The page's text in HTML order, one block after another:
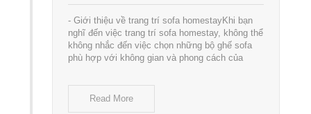
- Giới thiệu về trang trí sofa homestayKhi bạn
nghĩ đến việc trang trí sofa homestay, không thể
không nhắc đến việc chọn những bộ ghế sofa
phù hợp với không gian và phong cách của
Read More